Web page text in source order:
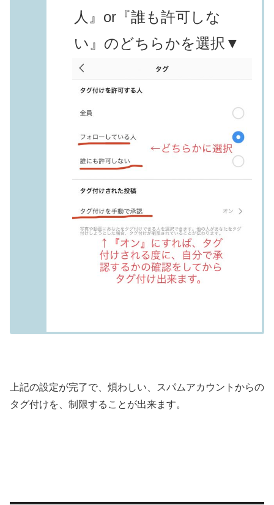
人』or『誰も許可しな
い』のどちらかを選択▼
上記の設定が完了で、煩わしい、スパムアカウントからの
タグ付けを、制限することが出来ます。